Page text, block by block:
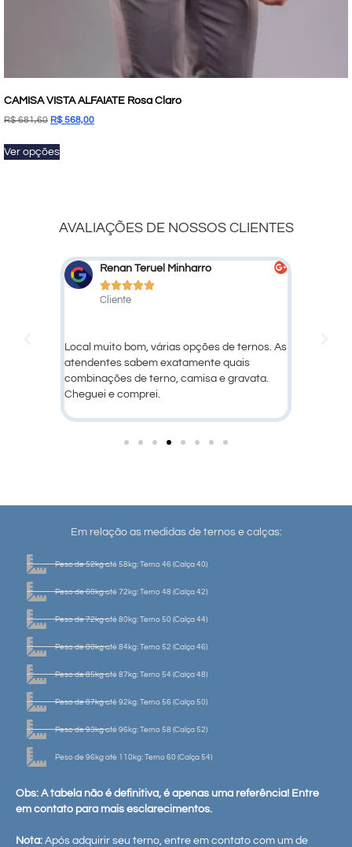
CAMISA VISTA ALFAIATE Rosa Claro
R$681,60 R$568,00
Ver opções
AVALIAÇÕES DE NOSSOS CLIENTES
Marcelo Marcato

Cliente
Ótimo atendimento e qualidade dos
produtos!
Em relação as medidas de ternos e calças:
Peso de 52kg até 58kg: Terno 46 (Calça 40)
Peso de 60kg até 72kg: Terno 48 (Calça 42)
Peso de 72kg até 80kg: Terno 50 (Calça 44)
Peso de 80kg até 84kg: Terno 52 (Calça 46)
Peso de 85kg até 87kg: Terno 54 (Calça 48)
Peso de 87kg até 92kg: Terno 56 (Calça 50)
Peso de 93kg até 96kg: Terno 58 (Calça 52)
Peso de 96kg até 110kg: Terno 60 (Calça 54)
Obs: A tabela não é definitiva, é apenas uma referência! Entre
em contato para mais esclarecimentos.
Nota: Após adquirir seu terno, entre em contato com um de